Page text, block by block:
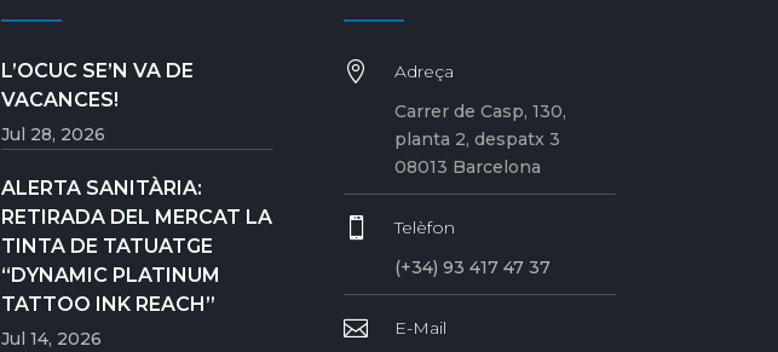
L’OCUC SE’N VA DE
VACANCES!
Jul 28, 2026
ALERTA SANITÀRIA:
RETIRADA DEL MERCAT LA
TINTA DE TATUATGE
“DYNAMIC PLATINUM
TATTOO INK REACH”
Jul 14, 2026

Adreça
Carrer de Casp, 130,
planta 2, despatx 3
08013 Barcelona

Telèfon
(+34) 93 417 47 37

E-Mail